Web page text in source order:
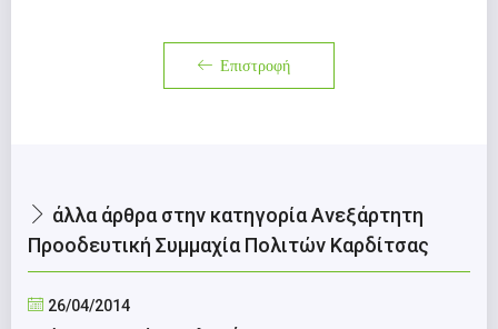
Επιστροφή
άλλα άρθρα στην κατηγορία Ανεξάρτητη
Προοδευτική Συμμαχία Πολιτών Καρδίτσας
26/04/2014